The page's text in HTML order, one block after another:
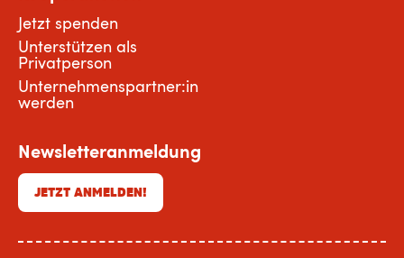
Jetzt spenden
Unterstützen als
Privatperson
Unternehmenspartner:in
werden
Newsletteranmeldung
JETZT ANMELDEN!